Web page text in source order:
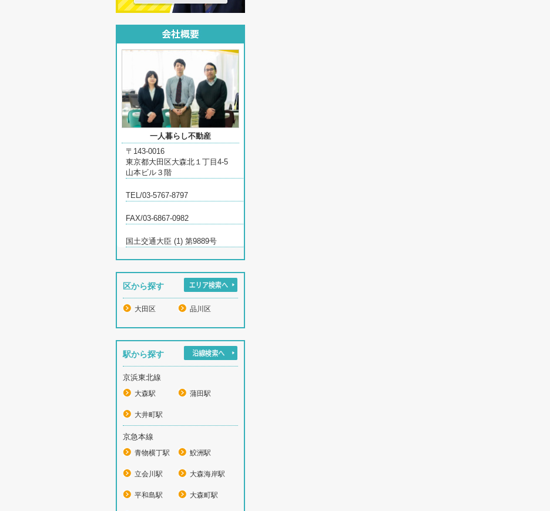
一人暮らし不動産
〒143-0016
東京都大田区大森北１丁目4-5
山本ビル３階
TEL/03-5767-8797
FAX/03-6867-0982
国土交通大臣 (1) 第9889号
区から探す
大田区 品川区
駅から探す
京浜東北線
大森駅 蒲田駅
大井町駅
京急本線
青物横丁駅 鮫洲駅
立会川駅 大森海岸駅
平和島駅 大森町駅